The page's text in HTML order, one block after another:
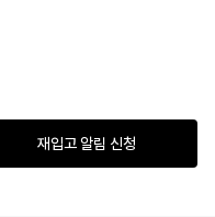
재입고 알림 신청